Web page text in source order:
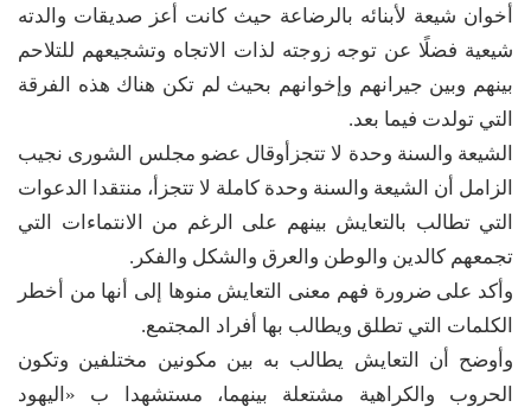
أخوان شيعة لأبنائه بالرضاعة حيث كانت أعز صديقات والدته
شيعية فضلًا عن توجه زوجته لذات الاتجاه وتشجيعهم للتلاحم
بينهم وبين جيرانهم وإخوانهم بحيث لم تكن هناك هذه الفرقة
التي تولدت فيما بعد.
الشيعة والسنة وحدة لا تتجزأوقال عضو مجلس الشورى نجيب
الزامل أن الشيعة والسنة وحدة كاملة لا تتجزأ، منتقدا الدعوات
التي تطالب بالتعايش بينهم على الرغم من الانتماءات التي
تجمعهم كالدين والوطن والعرق والشكل والفكر.
وأكد على ضرورة فهم معنى التعايش منوها إلى أنها من أخطر
الكلمات التي تطلق ويطالب بها أفراد المجتمع.
وأوضح أن التعايش يطالب به بين مكونين مختلفين وتكون
الحروب والكراهية مشتعلة بينهما، مستشهدا ب «اليهود